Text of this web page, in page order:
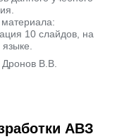
10 слайдов, на
В.В.
АВЗ